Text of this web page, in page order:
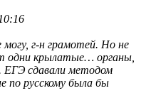
г-н грамотей. Но не
одни крылатые… органы,
ЕГЭ сдавали методом
по русскому была бы